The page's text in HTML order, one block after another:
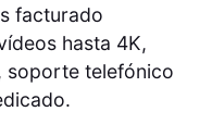
facturado
hasta 4K,
soporte telefónico